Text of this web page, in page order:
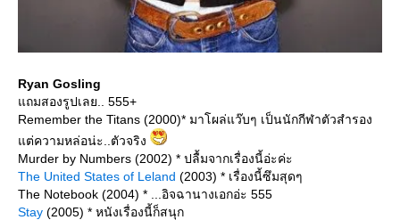
Ryan Gosling
ถมสองรูปเลย.. 555+
Remember the Titans (2000)* มาโผล่แว๊บๆ เป็นนักกีฬาตัวสำรอง
ต่ความหล่อน่ะ..ตัวจริง
Murder by Numbers (2002) * ปลื้มจากเรื่องนี้อ่ะค่ะ
The United States of Leland (2003) * เรื่องนี้ซึมสุดๆ
The Notebook (2004) * ...อิจฉานางเอกอ่ะ 555
Stay (2005) * หนังเรื่องนี้ก็สนุก